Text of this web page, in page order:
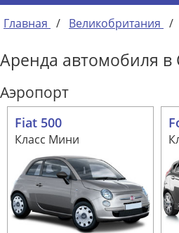
Главная / Великобритания /
Аренда автомобиля в
Аэропорт
Fiat 500
Класс Мини